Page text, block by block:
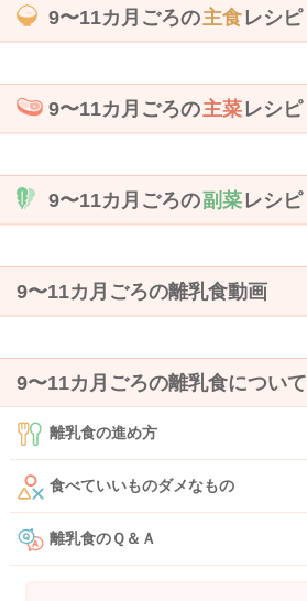
9〜11カ月ごろの主食レシピ
9〜11カ月ごろの主菜レシピ
9〜11カ月ごろの副菜レシピ
9〜11カ月ごろの離乳食動画
9〜11カ月ごろの離乳食について
離乳食の進め方
食べていいものダメなもの
離乳食のＱ＆Ａ